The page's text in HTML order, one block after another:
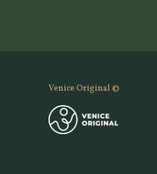
Venice Original ©